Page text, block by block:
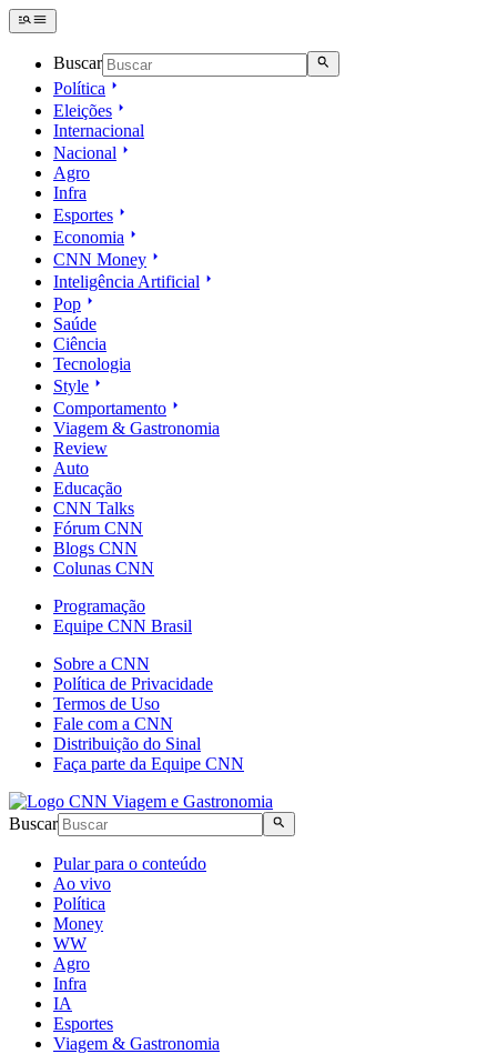
Buscar
Política
Eleições
Internacional
Nacional
Agro
Infra
Esportes
Economia
CNN Money
Inteligência Artificial
Pop
Saúde
Ciência
Tecnologia
Style
Comportamento
Viagem & Gastronomia
Review
Auto
Educação
CNN Talks
Fórum CNN
Blogs CNN
Colunas CNN
Programação
Equipe CNN Brasil
Sobre a CNN
Política de Privacidade
Termos de Uso
Fale com a CNN
Distribuição do Sinal
Faça parte da Equipe CNN
Buscar
Pular para o conteúdo
Ao vivo
Política
Money
WW
Agro
Infra
IA
Esportes
Viagem & Gastronomia